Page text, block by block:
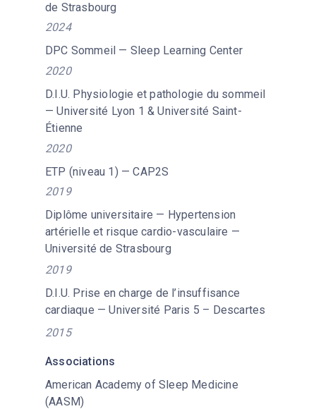
de Strasbourg
2024
DPC Sommeil — Sleep Learning Center
2020
D.I.U. Physiologie et pathologie du sommeil
— Université Lyon 1 & Université Saint-
Étienne
2020
ETP (niveau 1) — CAP2S
2019
Diplôme universitaire — Hypertension
artérielle et risque cardio-vasculaire —
Université de Strasbourg
2019
D.I.U. Prise en charge de l’insuffisance
cardiaque — Université Paris 5 – Descartes
2015
American Academy of Sleep Medicine
(AASM)
Associations